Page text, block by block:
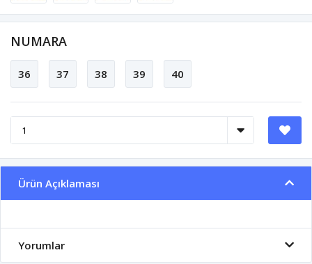
NUMARA
36 37 38 39 40
Ürün Açıklaması
Yorumlar